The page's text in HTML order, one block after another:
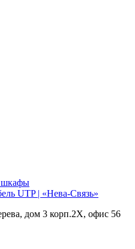
дом 3 корп.2X, офис 56